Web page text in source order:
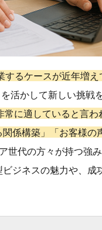
るケースが近年増え
活かして新しい挑戦
に適していると言わ
係構築」「お客様の
世代の方々が持つ強
ジネスの魅力や、成